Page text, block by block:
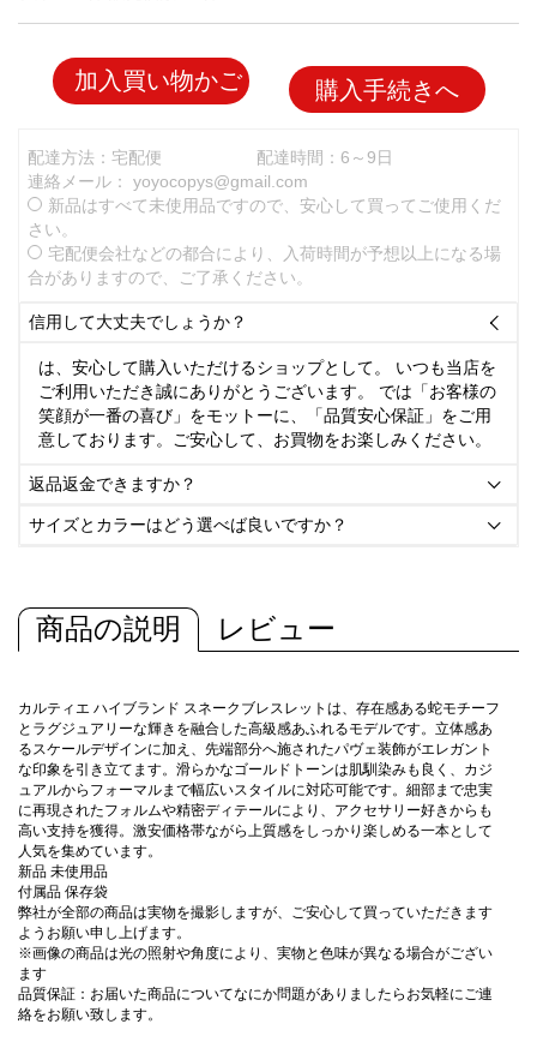
加入買い物かご 購入手続きへ
配達方法：宅配便
配達時間：6～9日
連絡メール： yoyocopys@gmail.com
新品はすべて未使用品ですので、安心して買ってご使用くだ
さい。
宅配便会社などの都合により、入荷時間が予想以上になる場
合がありますので、ご了承ください。
信用して大丈夫でしょうか？ 
は、安心して購入いただけるショップとして。 いつも当店を
ご利用いただき誠にありがとうございます。 では「お客様の
笑顔が一番の喜び」をモットーに、「品質安心保証」をご用
意しております。ご安心して、お買物をお楽しみください。
返品返金できますか？ 
サイズとカラーはどう選べば良いですか？ 
商品の説明 レビュー
カルティエ ハイブランド スネークブレスレットは、存在感ある蛇モチーフ
とラグジュアリーな輝きを融合した高級感あふれるモデルです。立体感あ
るスケールデザインに加え、先端部分へ施されたパヴェ装飾がエレガント
な印象を引き立てます。滑らかなゴールドトーンは肌馴染みも良く、カジ
ュアルからフォーマルまで幅広いスタイルに対応可能です。細部まで忠実
に再現されたフォルムや精密ディテールにより、アクセサリー好きからも
高い支持を獲得。激安価格帯ながら上質感をしっかり楽しめる一本として
人気を集めています。
新品 未使用品
付属品 保存袋
弊社が全部の商品は実物を撮影しますが、ご安心して買っていただきます
ようお願い申し上げます。
※画像の商品は光の照射や角度により、実物と色味が異なる場合がござい
ます
品質保証：お届いた商品についてなにか問題がありましたらお気軽にご連
絡をお願い致します。